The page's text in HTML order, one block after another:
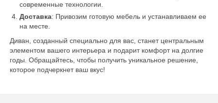
современные технологии.
Доставка: Привозим готовую мебель и устанавливаем ее
на месте.
Диван, созданный специально для вас, станет центральным
элементом вашего интерьера и подарит комфорт на долгие
годы. Обращайтесь, чтобы получить уникальное решение,
которое подчеркнет ваш вкус!